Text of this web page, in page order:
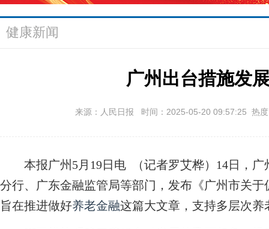
健康新闻
广州出台措施发
来源：人民日报 时间：2025-05-20 09:57:25 热
本报广州5月19日电 （记者罗艾桦）14日，广
分行、广东金融监管局等部门，发布《广州市关于
旨在推进做好养老金融这篇大文章，支持多层次